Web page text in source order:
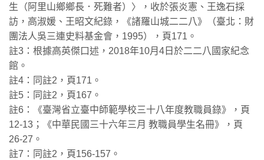
生（阿里山鄉鄉長．死難者）〉，收於張炎憲、王逸石採
訪，高淑媛、王昭文紀錄，《諸羅山城二二八》（臺北：財
團法人吳三連史料基金會，1995），頁171。
註3：根據高英傑口述，2018年10月4日於二二八國家紀念
館。
註4：同註2，頁171。
註5：同註2，頁167。
註6：《臺灣省立臺中師範學校三十八年度教職員錄》，頁
12-13；《中華民國三十六年三月 教職員學生名冊》，頁
26-27。
註7：同註2，頁156-157。